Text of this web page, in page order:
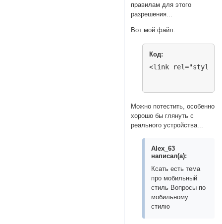
правилам для этого
разрешения...
Вот мой файл:
Код:
<link
Можно потестить, особенно
хорошо бы глянуть с
реального устройства...
Alex_63
написал(а):
Ксать есть тема
про мобильный
стиль Вопросы по
мобильному
стилю